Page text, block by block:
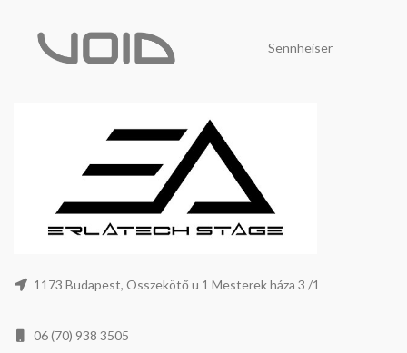
Sennheiser
1173 Budapest, Összekötő u 1 Mesterek háza 3 /1
06 (70) 938 3505